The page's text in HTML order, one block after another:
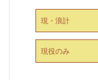
現・浪計
現役のみ